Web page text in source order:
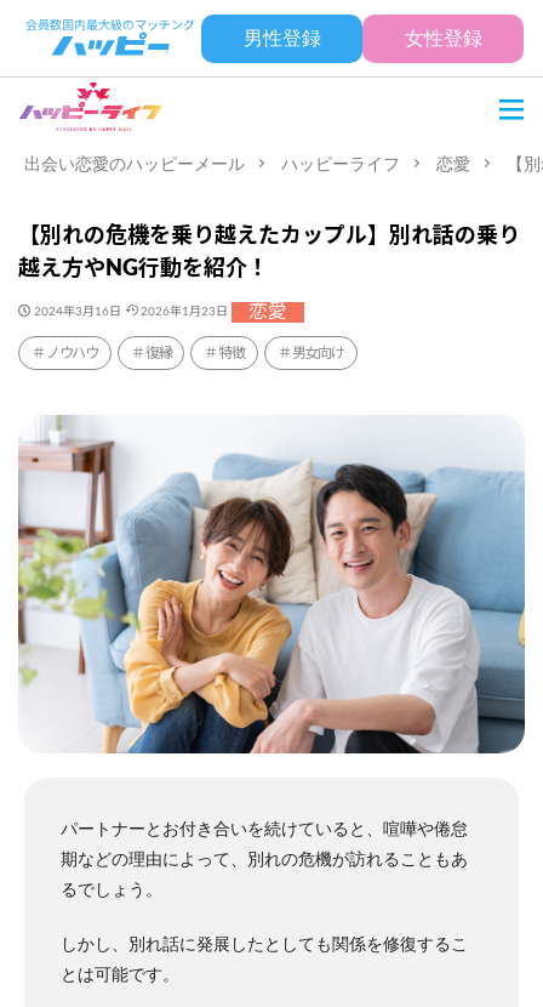
男性登録 女性登録
出会い恋愛のハッピーメール ハッピーライフ 恋愛 【
【別れの危機を乗り越えたカップル】別れ話の乗り
越え方やNG行動を紹介！
2024年3月16日 2026年1月23日 恋愛
ノウハウ 復縁 特徴 男女向け
パートナーとお付き合いを続けていると、喧嘩や倦怠
期などの理由によって、別れの危機が訪れることもあ
るでしょう。
しかし、別れ話に発展したとしても関係を修復するこ
とは可能です。